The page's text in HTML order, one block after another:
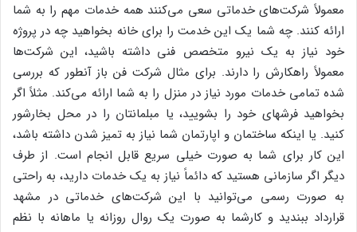
معمولاً شرکت‌های خدماتی سعی می‌کنند همه خدمات مهم را به شما
ارائه کنند. چه شما یک این خدمت را برای خانه بخواهید چه در پروژه
خود نیاز به یک نیرو متخصص فنی داشته باشید، این شرکت‌ها
معمولاً راهکارش را دارند. برای مثال شرکت فن باز آنطور که بررسی
شده تمامی خدمات مورد نیاز در منزل را به شما ارائه می‌کند. مثلاً اگر
بخواهید فرشهای خود را بشویید، یا مبلمانتان را در محل بخارشور
کنید. یا اینکه ساختمان و اپارتمان شما نیاز به تمیز شدن داشته باشد،
این کار برای شما به صورت خیلی سریع قابل انجام است. از طرف
دیگر اگر سازمانی هستید که دائماً نیاز به یک خدمات دارید، به راحتی
به صورت رسمی می‌توانید با این شرکت‌های خدماتی در مشهد
قرارداد ببندید و کارشما به صورت یک روال روزانه یا ماهانه با نظم